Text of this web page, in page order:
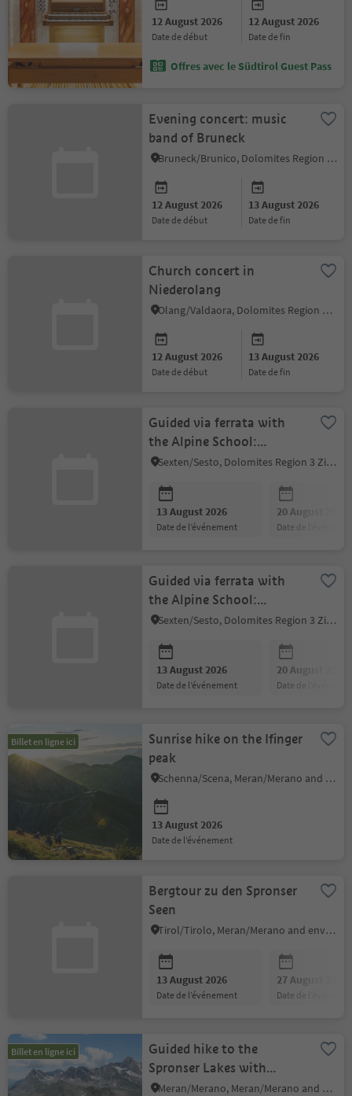
12 August 2026
date de début
12 August 2026
date de fin
Offres avec le Südtirol Guest Pass
Evening concert: music
band of Bruneck
Bruneck/Brunico, Dolomites Region Kronplatz/Plan de Corones
12 August 2026
date de début
13 August 2026
date de fin
Church concert in
Niederolang
Olang/Valdaora, Dolomites Region Kronplatz/Plan de Corones
12 August 2026
date de début
13 August 2026
date de fin
Guided via ferrata with
the Alpine School:
Alpinisteig
Sexten/Sesto, Dolomites Region 3 Zinnen
13 August 2026
date de l’événement
20 August 2026
date de
Guided via ferrata with
the Alpine School:
Arzalpentrum
Sexten/Sesto, Dolomites Region 3 Zinnen
13 August 2026
date de l’événement
20 August 2026
date de
Billet en ligne ici
Sunrise hike on the Ifinger
peak
Schenna/Scena, Meran/Merano and environs
13 August 2026
date de l’événement
Bergtour zu den Spronser
Seen
Tirol/Tirolo, Meran/Merano and environs
13 August 2026
date de l’événement
27 August 2026
date de
Billet en ligne ici
Guided hike to the
Spronser Lakes with
hiking guide Erich
Meran/Merano, Meran/Merano and environs